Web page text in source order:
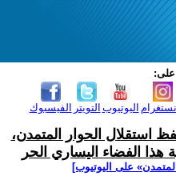
على:
الفيسبوك التويتر اليوتيوب
استقلال الحوار المتمدن،
الفضاء اليساري الحر
على اليوتيوب]